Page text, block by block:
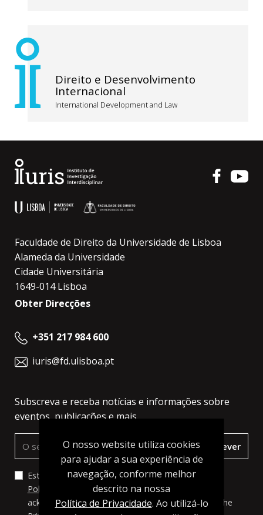
Direito e Desenvolvimento
Internacional
International Development and Law
Faculdade de Direito da Universidade de Lisboa
Alameda da Universidade
Cidade Universitária
1649-014 Lisboa
Obter Direcções
+351 217 984 600
iuris@fd.ulisboa.pt
Subscreva e receba notícias e informações sobre
eventos, publicações e mais.
Subscrever
Estou de acordo com os termos e condições da
Política de Privacidade, a qual li e compreendi. I
acknowledge and agree to the terms set forth in the
O nosso website utiliza cookies
para ajudar a sua experiência de
navegação, conforme melhor
descrito na nossa
Política de Privacidade. Ao utilizá-lo